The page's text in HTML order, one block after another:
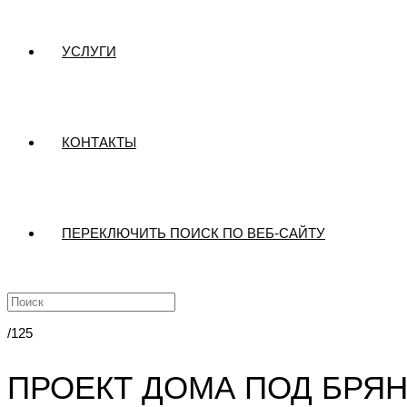
УСЛУГИ
КОНТАКТЫ
ПЕРЕКЛЮЧИТЬ ПОИСК ПО ВЕБ-САЙТУ
/125
ПРОЕКТ ДОМА ПОД